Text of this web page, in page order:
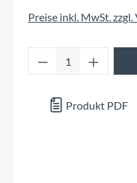
Preise inkl. MwSt.
Produkt
Produkt PDF